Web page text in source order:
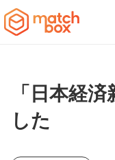
「日本経
した